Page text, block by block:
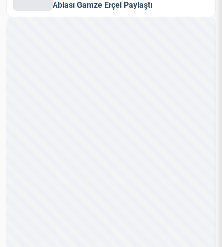
Ablası Gamze Erçel Paylaştı